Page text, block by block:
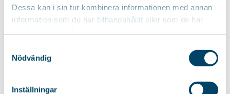
Dessa kan i sin tur kombinera informationen med annan
information som du har tillhandahållit eller som de har
Nödvändig
Inställningar
235 27 zł
NAKŁADKA NA
Nakładka na żelazko